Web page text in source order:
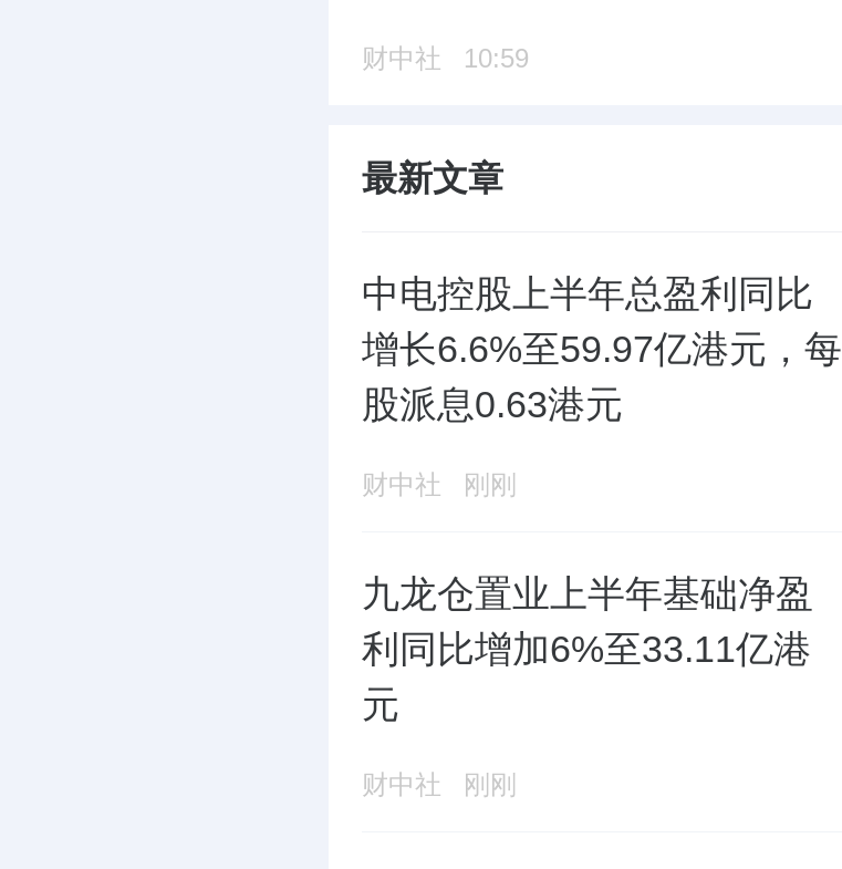
财中社 10:59
最新文章
中电控股上半年总盈利同比
增长6.6%至59.97亿港元，每
股派息0.63港元
财中社 刚刚
九龙仓置业上半年基础净盈
利同比增加6%至33.11亿港
元
财中社 刚刚